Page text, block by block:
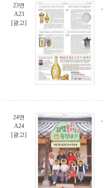
23면
A23
[광고]
24면
A24
[광고]